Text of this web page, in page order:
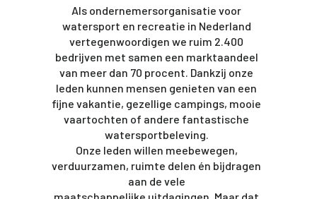
Als ondernemersorganisatie voor
watersport en recreatie in Nederland
vertegenwoordigen we ruim 2.400
bedrijven met samen een marktaandeel
van meer dan 70 procent. Dankzij onze
leden kunnen mensen genieten van een
fijne vakantie, gezellige campings, mooie
vaartochten of andere fantastische
watersportbeleving.
Onze leden willen meebewegen,
verduurzamen, ruimte delen én bijdragen
aan de vele